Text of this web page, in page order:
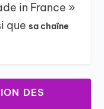
in France »
quesa chaîne
DES